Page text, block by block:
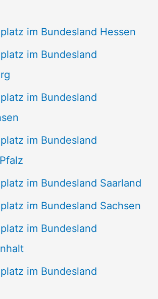
im Bundesland Hessen
im Bundesland
im Bundesland
im Bundesland
im Bundesland Saarland
im Bundesland Sachsen
im Bundesland
im Bundesland